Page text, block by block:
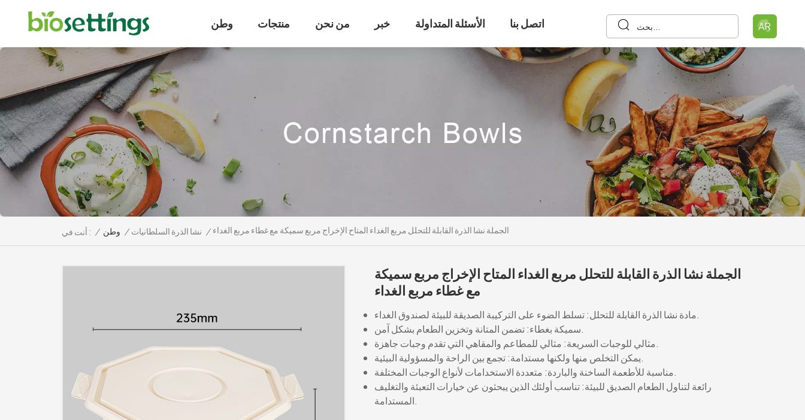
وطن منتجات من نحن خبر الأسئلة المتداولة اتصل بنا AR
أنت في : / وطن / نشا الذرة السلطانيات / الجملة نشا الذرة القابلة للتحلل مربع الغداء المتاح الإخراج مربع سميكة مع غطاء مربع الغداء
الجملة نشا الذرة القابلة للتحلل مربع الغداء المتاح الإخراج مربع سميكة
مع غطاء مربع الغداء
مادة نشا الذرة القابلة للتحلل: تسلط الضوء على التركيبة الصديقة للبيئة لصندوق الغداء.
سميكة بغطاء: تضمن المتانة وتخزين الطعام بشكل آمن.
مثالي للوجبات السريعة: مثالي للمطاعم والمقاهي التي تقدم وجبات جاهزة.
يمكن التخلص منها ولكنها مستدامة: تجمع بين الراحة والمسؤولية البيئية.
مناسبة للأطعمة الساخنة والباردة: متعددة الاستخدامات لأنواع الوجبات المختلفة.
رائعة لتناول الطعام الصديق للبيئة: تناسب أولئك الذين يبحثون عن خيارات التعبئة والتغليف
المستدامة.